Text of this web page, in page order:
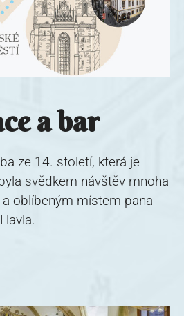
a bar
ze 14. století, která je
svědkem návštěv mnoha
oblíbeným místem pana